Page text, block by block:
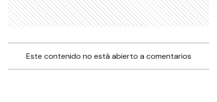
Este contenido no está abierto a comentarios